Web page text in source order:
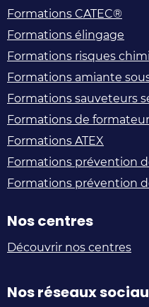
Formations CATEC®
Formations élingage
Formations risques
Formations amiante
Formations sauveteurs
Formations de
Formations ATEX
Formations prévention
Formations prévention
Nos centres
Découvrir nos centres
Nos réseaux